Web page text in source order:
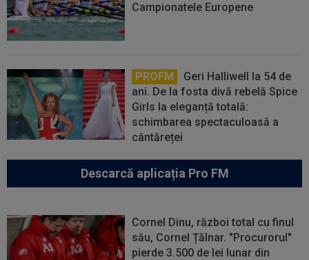
Campionatele Europene
PROFM
Geri Halliwell la 54 de
ani. De la fosta divă rebelă Spice
Girls la eleganță totală:
schimbarea spectaculoasă a
cântăreței
Descarcă aplicația Pro FM
Cornel Dinu, război total cu finul
său, Cornel Țălnar. "Procurorul"
pierde 3.500 de lei lunar din